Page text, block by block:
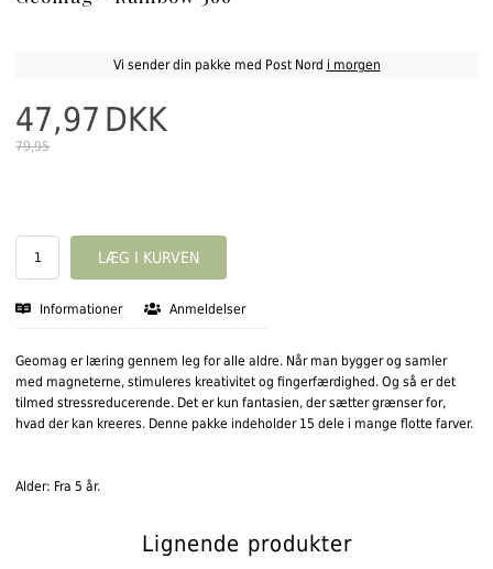
Vi sender din pakke med Post Nord i morgen
47,97 DKK
79,95
Informationer Anmeldelser
Geomag er læring gennem leg for alle aldre. Når man bygger og samler
med magneterne, stimuleres kreativitet og fingerfærdighed. Og så er det
tilmed stressreducerende. Det er kun fantasien, der sætter grænser for,
hvad der kan kreeres. Denne pakke indeholder 15 dele i mange flotte farver.
Alder: Fra 5 år.
Lignende produkter